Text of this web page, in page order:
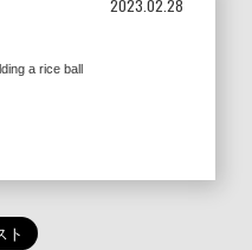
a rice ball
2023.02.28